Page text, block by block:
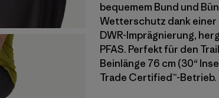
bequemem Bund und
Wetterschutz dank
DWR-Imprägnierung,
PFAS. Perfekt für den
Beinlänge 76 cm (30“
Trade Certified™-Betrieb.